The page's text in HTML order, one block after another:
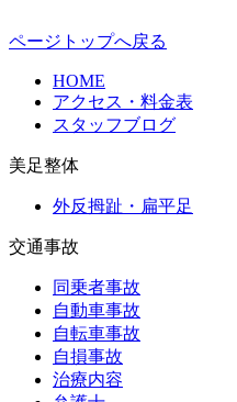
ページトップへ戻る
HOME
アクセス・料金表
スタッフブログ
美足整体
外反拇趾・扁平足
交通事故
同乗者事故
自動車事故
自転車事故
自損事故
治療内容